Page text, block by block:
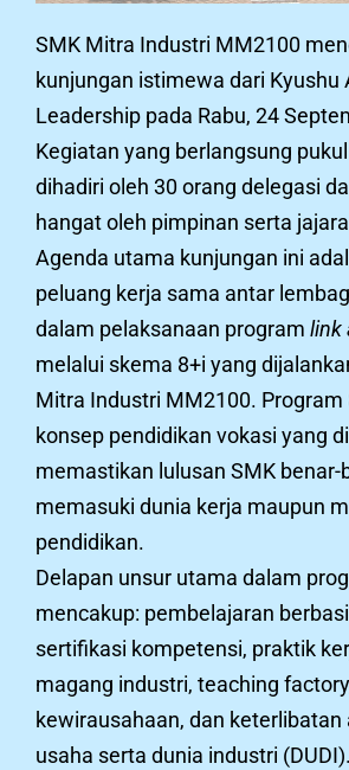
SMK Mitra Industri MM2100
kunjungan istimewa dari
Leadership pada Rabu, 24
Kegiatan yang berlangsung
dihadiri oleh 30 orang delegasi
hangat oleh pimpinan serta
Agenda utama kunjungan ini
peluang kerja sama antar
dalam pelaksanaan program link
melalui skema 8+i yang
Mitra Industri MM2100. Program
konsep pendidikan vokasi yang
memastikan lulusan SMK benar-
memasuki dunia kerja maupun
pendidikan.
Delapan unsur utama dalam
mencakup: pembelajaran
sertifikasi kompetensi, praktik
magang industri, teaching
kewirausahaan, dan keterlibatan
usaha serta dunia industri